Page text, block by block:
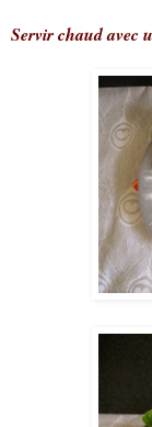
Servir chaud avec